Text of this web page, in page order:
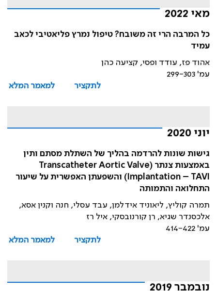
מאי 2022
כל המרבה הרי זה משובח? טיפול נמרץ פליאטיבי לכאב
עמיד
אהוד פז, עודד ופסי, קציעה כהן
עמ' 299-303
לתקציר
למאמר המלא
יוני 2020
גישות שונות להרדמה בהליך של השתלת מסתם ותין
באמצעות צנתר (Transcatheter Aortic Valve
Implantation – TAVI) והשפעתן האפשרית על שיעור
התחלואה והתמותה
תמרה קוליץ, ליאוניד אידלמן, עבד עסלי, חנה וקנין אסא,
אלכסנדר שגיא, רן קורנובסקי, איל רז
עמ' 414-422
לתקציר
למאמר המלא
נובמבר 2019